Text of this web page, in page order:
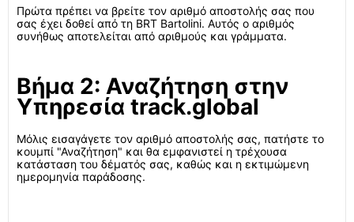
Πρώτα πρέπει να βρείτε τον αριθμό αποστολής σας που
σας έχει δοθεί από τη BRT Bartolini. Αυτός ο αριθμός
συνήθως αποτελείται από αριθμούς και γράμματα.
Βήμα 2: Αναζήτηση στην
Υπηρεσία track.global
Μόλις εισαγάγετε τον αριθμό αποστολής σας, πατήστε το
κουμπί "Αναζήτηση" και θα εμφανιστεί η τρέχουσα
κατάσταση του δέματός σας, καθώς και η εκτιμώμενη
ημερομηνία παράδοσης.